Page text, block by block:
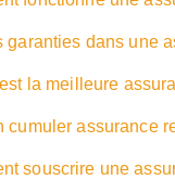
garanties dans une
la meilleure
cumuler assurance
souscrire une